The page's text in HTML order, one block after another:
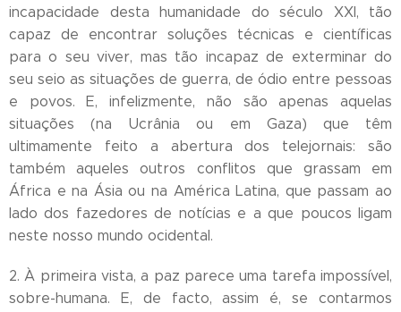
incapacidade desta humanidade do século XXI, tão
capaz de encontrar soluções técnicas e científicas
para o seu viver, mas tão incapaz de exterminar do
seu seio as situações de guerra, de ódio entre pessoas
e povos. E, infelizmente, não são apenas aquelas
situações (na Ucrânia ou em Gaza) que têm
ultimamente feito a abertura dos telejornais: são
também aqueles outros conflitos que grassam em
África e na Ásia ou na América Latina, que passam ao
lado dos fazedores de notícias e a que poucos ligam
neste nosso mundo ocidental.
2. À primeira vista, a paz parece uma tarefa impossível,
sobre-humana. E, de facto, assim é, se contarmos